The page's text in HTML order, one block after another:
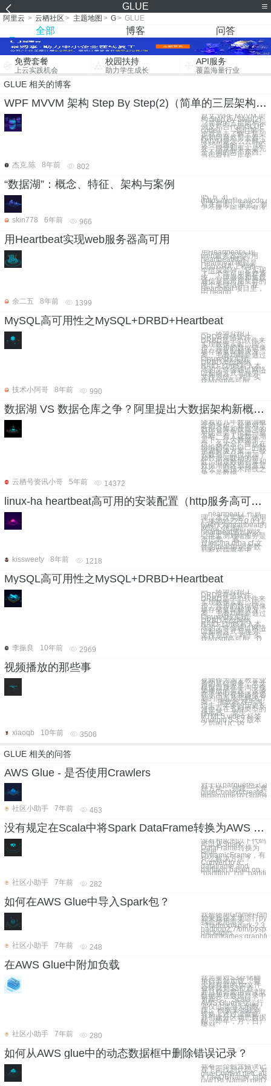
GLUE
阿里云 > 云栖社区 > 主题地图 > G> GLUE
全部 博客 问答
免费套餐
上云实践机会
校园扶持
助力学生成长
API服务
覆盖海量行业
GLUE 相关的博客
WPF MVVM 架构 Step By Step(2)（简单的三层架构示例及粘合代码GLUE code）
原文:WPF MVVM 架
构 Step By Step(2)
（简单的三层架构示
例及粘合代码GLUE
code） 我们第一
步就是去了解三层架
构和问题然后去看
MVVM是怎么去解决
这些问题的。 现
在，感觉和事实是完
全不同的两个东西。
当你看到三层架
杰克.陈
8年前 802
“数据湖”：概念、特征、架构与案例
![5_6_3]
(https://
写在前面： 最近，数
怎么建？阿里云有没
skin778
6年前 966
用Heartbeat实现web服务器高可用
用Heartbeat实现
web服务器高可用
heartbeat概述:
Heartbeat 项目是
Linux-HA 工程的一
个组成部分，它实现
了一个高可用集群系
统。心跳服务和集群
通信是高可用集群的
两个关键组件，在
Heartbeat 项目里，
由 heartb
余二五
8年前 1399
MySQL高可用性之MySQL+DRBD+Heartbeat
一、环境介绍 1、
DRDB存储软件
DRBD是一个软件来
实现数据实时、同
步、异步的数据镜像
块存储复制解决方
案，主要功能是通过
Linux内核实现。
DRBD类似网络
RAID-1功能写入本
地的文件会通过网络
以相同方式写在另一
文件系统。 对于实
现Mysql高可用，
技术小阿哥
8年前 990
数据湖 VS 数据仓库之争？阿里提出大数据架构新概念：湖仓一体
随着近几年数据湖概
念的兴起，业界对于
数据仓库和数据湖的
对比甚至争论就一直
不断。有人说数据湖
是下一代大数据平
台，各大云厂商也在
纷纷的提出自己的数
据湖解决方案，一些
云数仓产品也增加了
和数据湖联动的特
性。但是数据仓库和
数据湖的区别到底是
什么，是技术路线之
争？是数据
云栖号资讯小哥
5年前 14372
linux-ha heartbeat高可用的安装配置（http服务高可用）
heartbeat工作原
理：本次实验，使用
广播地址225.0.0.11
694作为heartbeat的
网络心跳地址，
heartbeat通过网络
心跳监测对端服务是
否正常， 通
过/etc/ha.d/ha.cf 文
件的deadtime参数
判断对端服务中
kissweety
8年前 1218
MySQL高可用性之MySQL+DRBD+Heartbeat
一、环境介绍 1、
DRDB存储软件
DRBD是一个软件来
实现数据实时、同
步、异步的数据镜像
块存储复制解决方
案，主要功能是通过
Linux内核实现。
DRBD类似网络
RAID-1功能写入本
地的文件会通过网络
以相同方式写在另一
文件系统。 对于实
现Mysql高可用，D
李振良
10年前 2969
视频播放的那些事
视频作为淘宝教育业
务的基础服务，本文
根据自身在手淘中视
频播放的实践，谈谈
在手淘中视频播放遇
到的问题及其解决方
案。 播放器 在手淘
过去一年多的历史长
河中存在五种类型的
播放器。 原生
HTML5 video 标签
Android 5.3.2 版本
之后的 UC 内
xiaoqb
10年前 3506
GLUE 相关的问答
AWS Glue - 是否使用Crawlers
对于以parquet格式
种方法： 创建一个爬虫来创建一个模式表，用于
tablename)在Glue作
社区小助手
7年前 463
没有规定在Scala中将Spark DataFrame转换为AWS Glue DynamicFrame
没有相应的以下代码
可以从Spark
DataFrame转换为
Glue
DynamicFrame，有
什么解决方法？
Convert to a
dataframe and
partition based on
"partition_col" partiti
社区小助手
7年前 282
如何在AWS Glue中导入Spark包？
我想使用
如果我在本地运行
我会使用命令：
~/hadoop/spark-
hadoop2.7/bin/
packages
社区小助手
7年前 248
在AWS Glue中附加负载
我需要对S3存储桶
执行追加加载。 每
天都有新的.gz文件
被转储到S3位置，
并且粘合爬虫会读取
数据并在数据目录中
更新它。 Scala
AWS Glue作业运行
并仅过滤当天的数
据。 根据某些规则
转换上述过滤数据，
并创建分区动态数据
帧（即年，月，日）
级别。
社区小助手
7年前 280
如何从AWS glue中的动态数据框中删除错误记录？
我有一个包含错误记
在下面找到代码。 val rawDataFrame =
= rawDBName,